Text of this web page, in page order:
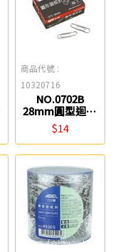
商品代號 :
10320716
NO.0702B
28mm圓型迴紋
針 SDI
$14